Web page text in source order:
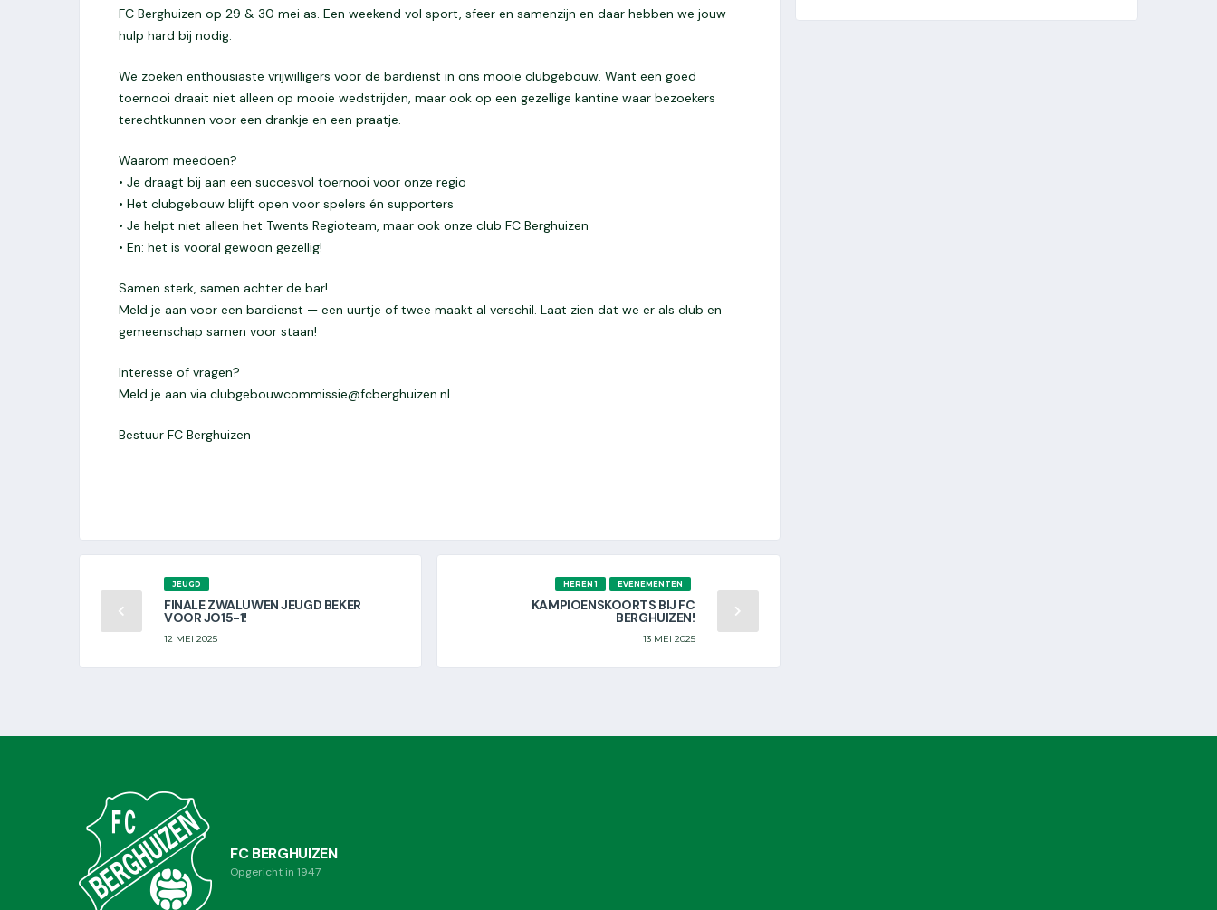
FC Berghuizen op 29 & 30 mei as. Een weekend vol sport, sfeer en samenzijn en daar hebben we jouw
hulp hard bij nodig.
We zoeken enthousiaste vrijwilligers voor de bardienst in ons mooie clubgebouw. Want een goed
toernooi draait niet alleen op mooie wedstrijden, maar ook op een gezellige kantine waar bezoekers
terechtkunnen voor een drankje en een praatje.
Waarom meedoen?
• Je draagt bij aan een succesvol toernooi voor onze regio
• Het clubgebouw blijft open voor spelers én supporters
• Je helpt niet alleen het Twents Regioteam, maar ook onze club FC Berghuizen
• En: het is vooral gewoon gezellig!
Samen sterk, samen achter de bar!
Meld je aan voor een bardienst — een uurtje of twee maakt al verschil. Laat zien dat we er als club en
gemeenschap samen voor staan!
Interesse of vragen?
Meld je aan via clubgebouwcommissie@fcberghuizen.nl
Bestuur FC Berghuizen
JEUGD
FINALE ZWALUWEN JEUGD BEKER
VOOR JO15-1!
12 MEI 2025
EVENEMENTEN
HEREN 1
KAMPIOENSKOORTS BIJ FC
BERGHUIZEN!
13 MEI 2025
FC BERGHUIZEN
Opgericht in 1947